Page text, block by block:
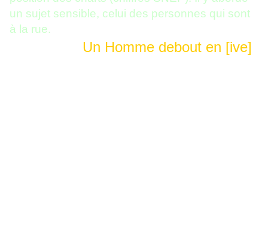
un sujet sensible, celui des personnes qui sont
à la rue.
Un Homme debout en [ive]